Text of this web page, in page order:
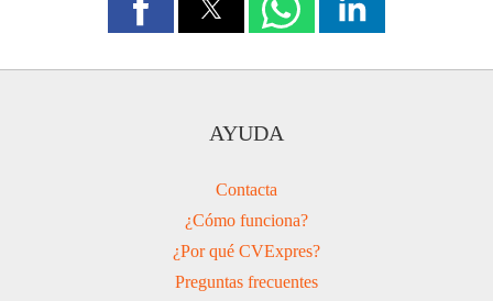
AYUDA
Contacta
¿Cómo funciona?
¿Por qué CVExpres?
Preguntas frecuentes